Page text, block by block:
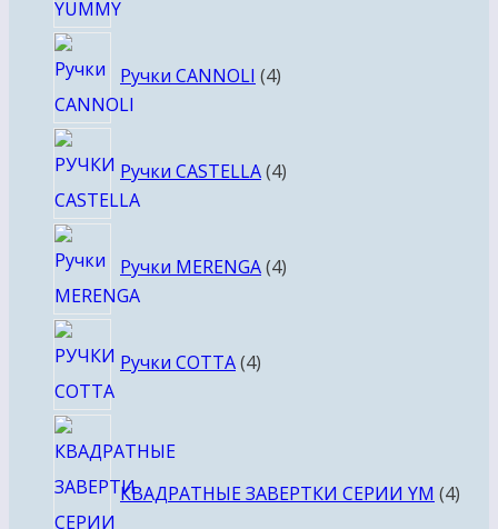
Ручки CANNOLI 4товара
Ручки CASTELLA 4товара
Ручки MERENGA 4товара
Ручки COTTA 4товара
КВАДРАТНЫЕ ЗАВЕРТКИ СЕРИИ YM 4